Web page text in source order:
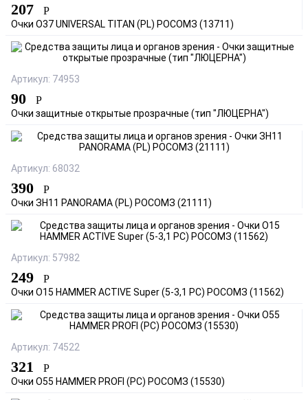
207 Р
Очки О37 UNIVERSAL TITAN (PL) РОСОМЗ (13711)
Артикул: 74953
90 Р
Очки защитные открытые прозрачные (тип "ЛЮЦЕРНА")
Артикул: 68032
390 Р
Очки ЗН11 PANORAMA (PL) РОСОМЗ (21111)
Артикул: 57982
249 Р
Очки О15 HAMMER ACTIVE Super (5-3,1 РС) РОСОМЗ (11562)
Артикул: 74522
321 Р
Очки О55 HAMMER PROFI (PC) РОСОМЗ (15530)